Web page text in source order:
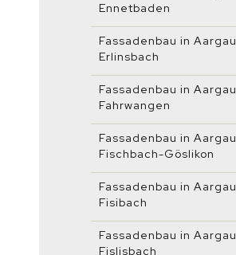
Ennetbaden
Fassadenbau in Aargau
Erlinsbach
Fassadenbau in Aargau
Fahrwangen
Fassadenbau in Aargau
Fischbach-Göslikon
Fassadenbau in Aargau
Fisibach
Fassadenbau in Aargau
Fislisbach